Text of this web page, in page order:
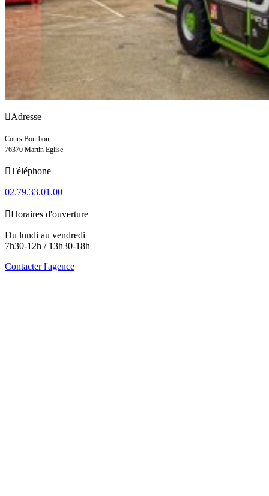
Adresse
Cours Bourbon
76370 Martin Eglise
Téléphone
02.79.33.01.00
Horaires d'ouverture
Du lundi au vendredi
7h30-12h / 13h30-18h
Contacter l'agence